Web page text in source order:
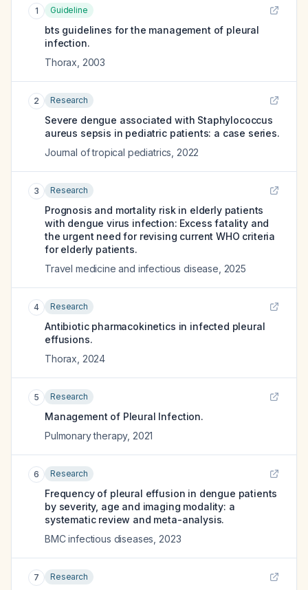
1 Guideline
bts guidelines for the management of pleural
infection.
Thorax 2003
2 Research
Severe dengue associated with Staphylococcus
aureus sepsis in pediatric patients: a case series.
Journal of tropical pediatrics 2022
3 Research
Prognosis and mortality risk in elderly patients
with dengue virus infection: Excess fatality and
the urgent need for revising current WHO criteria
for elderly patients.
Travel medicine and infectious disease 2025
4 Research
Antibiotic pharmacokinetics in infected pleural
effusions.
Thorax 2024
5 Research
Management of Pleural Infection.
Pulmonary therapy, 2021
6 Research
Frequency of pleural effusion in dengue patients
by severity, age and imaging modality: a
systematic review and meta-analysis.
BMC infectious diseases 2023
7 Research